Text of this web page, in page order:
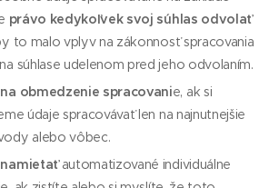
právo kedykoľvek svoj súhlas odvolať
to malo vplyv na zákonnosť spracovania
súhlase udelenom pred jeho odvolaním.
obmedzenie spracovanie, ak si
údaje spracovávať len na najnutnejšie
alebo vôbec.
automatizované individuálne